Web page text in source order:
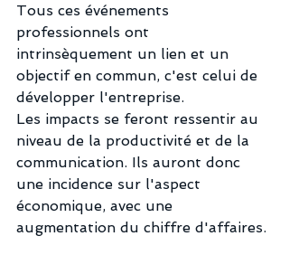
Tous ces événements
professionnels ont
intrinsèquement un lien et un
objectif en commun, c'est celui de
développer l'entreprise.
Les impacts se feront ressentir au
niveau de la productivité et de la
communication. Ils auront donc
une incidence sur l'aspect
économique, avec une
augmentation du chiffre d'affaires.